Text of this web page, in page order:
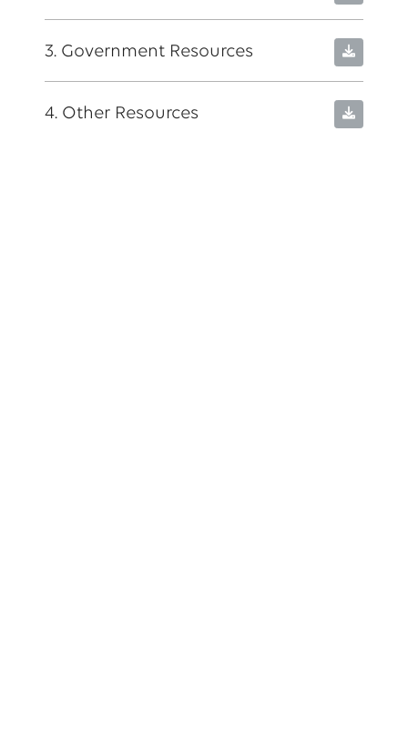
3. Government Resources
4. Other Resources